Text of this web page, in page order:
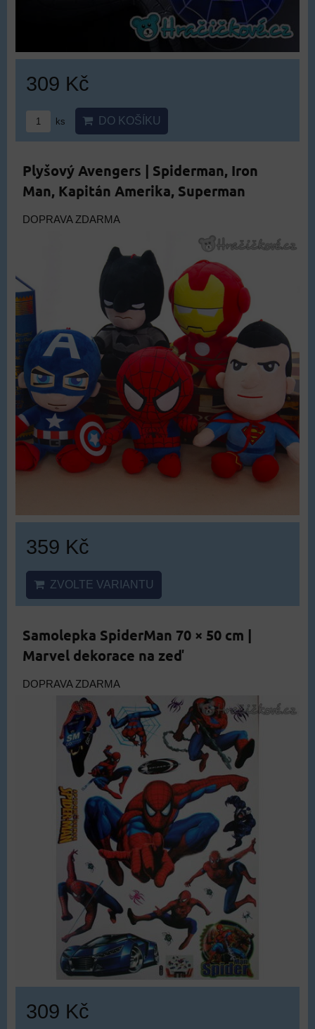
309 Kč
ks DO KOŠÍKU
Plyšový Avengers | Spiderman, Iron
Man, Kapitán Amerika, Superman
DOPRAVA ZDARMA
359 Kč
ZVOLTE VARIANTU
Samolepka SpiderMan 70 × 50 cm |
Marvel dekorace na zeď
DOPRAVA ZDARMA
309 Kč